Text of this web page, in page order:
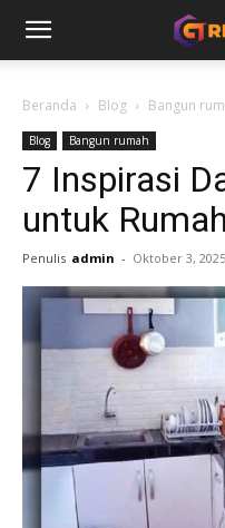
Beranda Blog Bangun
Blog Bangun rumah
7 Inspirasi
untuk
Penulis admin - Oktober 3, 2025